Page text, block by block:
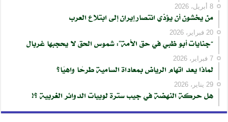
8 أبريل، 2026
من يخشون أن يؤدّي انتصار إيران إلى ابتلاع العرب
20 فبراير، 2026
“جنايات أبو ظبي في حق الأمة”: شموس الحق لا يحجبها غربال
7 فبراير، 2026
لماذا يعد اتهام الرياض بمعاداة السامية طرحًا واهيًا؟
29 يناير، 2026
هل حركة النهضة في جيب سترة لوبيات الدوائر الغربية ؟!